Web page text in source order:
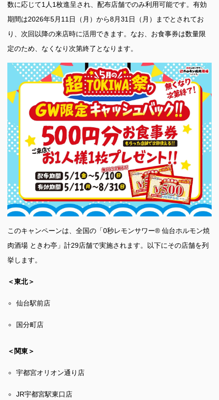
数に応じて1人1枚進呈され、配布店舗でのみ利用可能です。有効
期間は2026年5月11日（月）から8月31日（月）までとされてお
り、次回以降の来店時に活用できます。なお、お食事券は数量限
定のため、なくなり次第終了となります。
このキャンペーンは、全国の「0秒レモンサワー® 仙台ホルモン焼
肉酒場 ときわ亭」計29店舗で実施されます。以下にその店舗を列
挙します。
＜東北＞
仙台駅前店
国分町店
＜関東＞
宇都宮オリオン通り店
JR宇都宮駅東口店